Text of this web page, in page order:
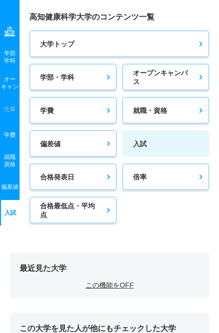
学部
学科
オー
キャン
先輩
学費
就職
資格
偏差値
入試
高知健康科学大学のコンテンツ一覧
大学トップ
学部・学科
オープンキャンパ
ス
学費 就職・資格
偏差値 入試
合格発表日 倍率
合格最低点・平均
点
最近見た大学
この機能をOFF
この大学を見た人が他にもチェックした大学